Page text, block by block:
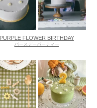
PURPLE FLOWER BIRTHDAY
バースデーパーティー